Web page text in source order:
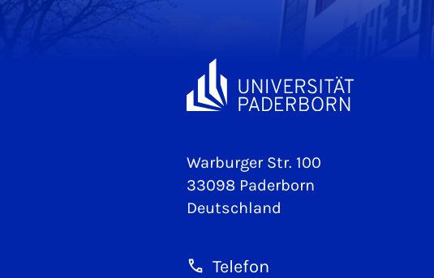
Warburger Str. 100
33098 Paderborn
Deutschland
Telefon